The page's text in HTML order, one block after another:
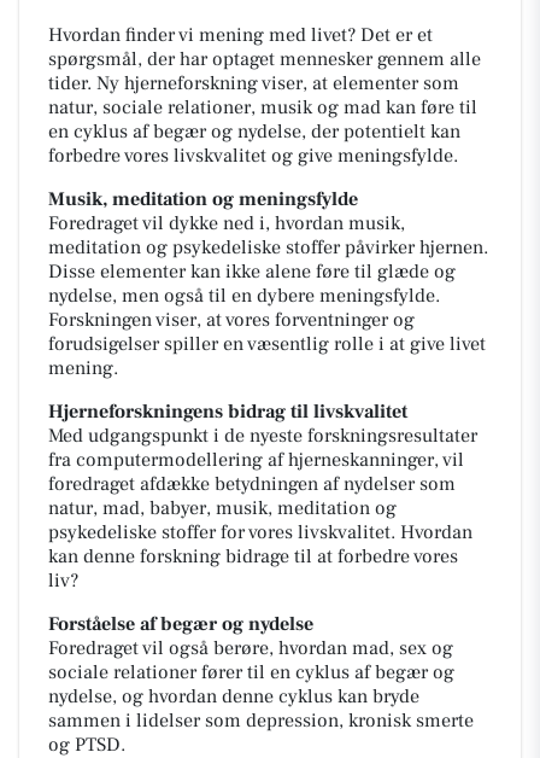
Hvordan finder vi mening med livet? Det er et
spørgsmål, der har optaget mennesker gennem alle
tider. Ny hjerneforskning viser, at elementer som
natur, sociale relationer, musik og mad kan føre til
en cyklus af begær og nydelse, der potentielt kan
forbedre vores livskvalitet og give meningsfylde.
Musik, meditation og meningsfylde
Foredraget vil dykke ned i, hvordan musik,
meditation og psykedeliske stoffer påvirker hjernen.
Disse elementer kan ikke alene føre til glæde og
nydelse, men også til en dybere meningsfylde.
Forskningen viser, at vores forventninger og
forudsigelser spiller en væsentlig rolle i at give livet
mening.
Hjerneforskningens bidrag til livskvalitet
Med udgangspunkt i de nyeste forskningsresultater
fra computermodellering af hjerneskanninger, vil
foredraget afdække betydningen af nydelser som
natur, mad, babyer, musik, meditation og
psykedeliske stoffer for vores livskvalitet. Hvordan
kan denne forskning bidrage til at forbedre vores
liv?
Forståelse af begær og nydelse
Foredraget vil også berøre, hvordan mad, sex og
sociale relationer fører til en cyklus af begær og
nydelse, og hvordan denne cyklus kan bryde
sammen i lidelser som depression, kronisk smerte
og PTSD.